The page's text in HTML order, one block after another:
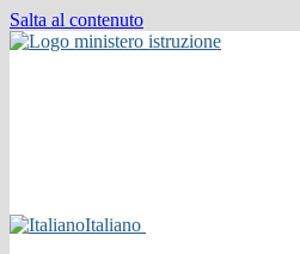
Salta al contenuto
Italiano